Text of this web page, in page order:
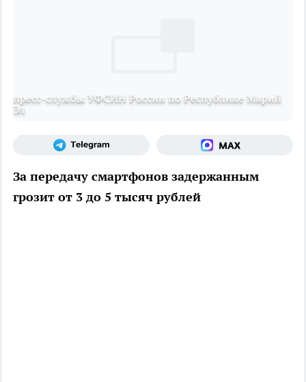
пресс-службы УФСИН России по Республике Марий
Эл
За передачу смартфонов задержанным
грозит от 3 до 5 тысяч рублей